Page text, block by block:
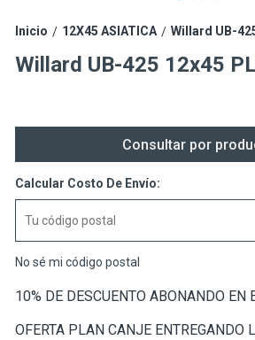
Inicio / 12X45 ASIATICA / Willard UB-
Willard UB-425 12x45
Consultar por
Calcular Costo De Envío:
No sé mi código postal
10% DE DESCUENTO ABONANDO EN
OFERTA PLAN CANJE ENTREGANDO